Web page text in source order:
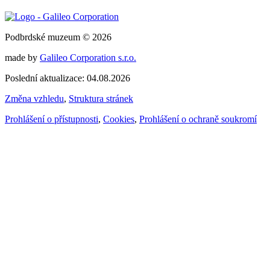
Podbrdské muzeum © 2026
made by Galileo Corporation s.r.o.
Poslední aktualizace: 04.08.2026
Změna vzhledu, Struktura stránek
Prohlášení o přístupnosti, Cookies, Prohlášení o ochraně soukromí